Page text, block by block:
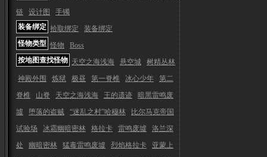
链
设计图
手镯
装备绑定 拾取绑定
装备绑定
怪物类型 怪物
Boss
按地图查找怪物 天空之海浅海 悬空城
树精丛林
神殿外围
炼狱 极昼 第一脊椎 冰心少年
第二
脊椎
山脊 天空之海浅海 王的遗迹
暗黑雷鸣废
墟
堕落的盗贼 “迷乱之村”哈穆林
比尔马克帝国
试验场
冰霜幽暗密林 格拉卡 雷鸣废墟
洛兰深
处
幽暗密林 猛毒雷鸣废墟 烈焰格拉卡
亚蒙上